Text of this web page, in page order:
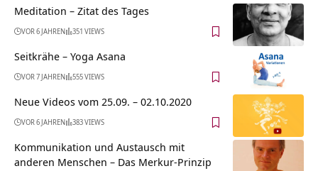
Meditation – Zitat des Tages
VOR 6 JAHREN 351 VIEWS
Seitkrähe – Yoga Asana
VOR 7 JAHREN 555 VIEWS
Neue Videos vom 25.09. – 02.10.2020
VOR 6 JAHREN 383 VIEWS
Kommunikation und Austausch mit
anderen Menschen – Das Merkur-Prinzip